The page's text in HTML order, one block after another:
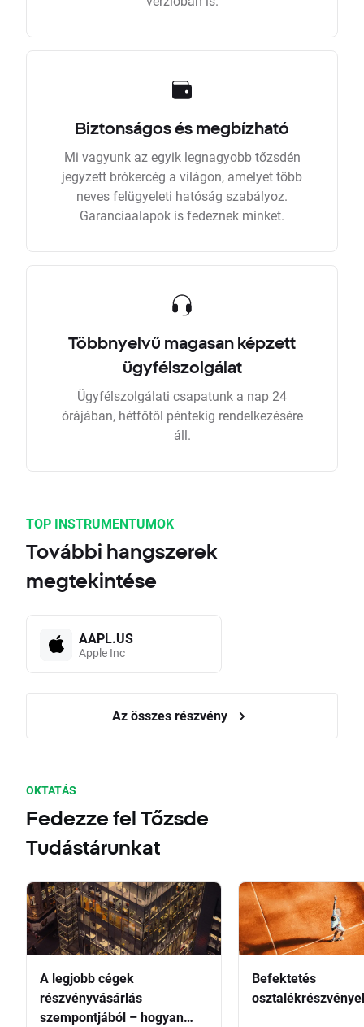
Biztonságos és megbízható
Mi vagyunk az egyik legnagyobb tőzsdén
jegyzett brókercég a világon, amelyet több
neves felügyeleti hatóság szabályoz.
Garanciaalapok is fedeznek minket.
Többnyelvű magasan képzett
ügyfélszolgálat
Ügyfélszolgálati csapatunk a nap 24
órájában, hétfőtől péntekig rendelkezésére
áll.
TOP INSTRUMENTUMOK
További hangszerek
megtekintése
AAPL.US
Apple Inc
Az összes részvény
OKTATÁS
Fedezze fel Tőzsde
Tudástárunkat
A legjobb cégek
részvényvásárlás
szempontjából – hogyan
Befektetés